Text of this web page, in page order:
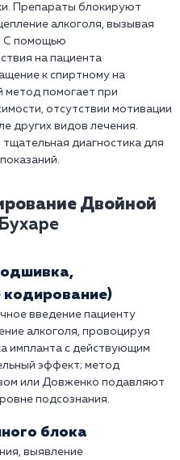
Препараты блокируют
алкоголя, вызывая
С помощью
на пациента
к спиртному на
метод помогает при
отсутствии мотивации
других видов лечения.
диагностика для
Двойной
кодирование)
введение пациенту
алкоголя, провоцируя
импланта с действующим
эффект; метод
или Довженко подавляют
подсознания.
блока
выявление